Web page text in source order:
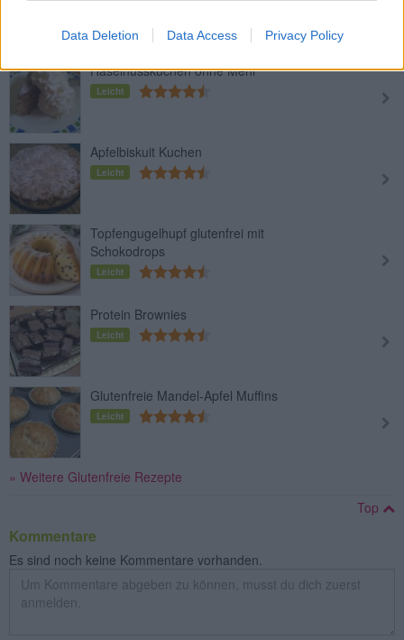
Data Deletion Data Access Privacy Policy
Haselnusskuchen ohne Mehl
Leicht
Apfelbiskuit Kuchen
Leicht
Topfengugelhupf glutenfrei mit
Schokodrops
Leicht
Protein Brownies
Leicht
Glutenfreie Mandel-Apfel Muffins
Leicht
» Weitere Glutenfreie Rezepte
Top
Kommentare
Es sind noch keine Kommentare vorhanden.